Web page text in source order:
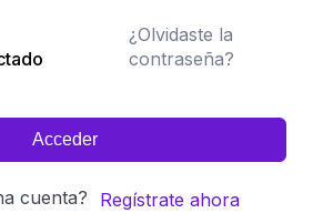
¿Olvidaste la
contraseña?
Acceder
cuenta? Regístrate ahora